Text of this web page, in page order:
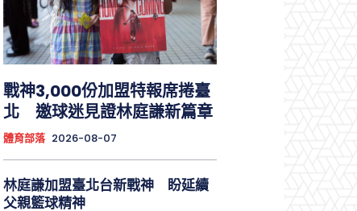
戰神3,000份加盟特報席捲臺
北 邀球迷見證林庭謙新篇章
體育部落 2026-08-07
林庭謙加盟臺北台新戰神 盼延續
父親籃球精神